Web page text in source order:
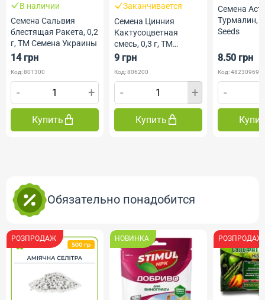
В наличии
Семена Сальвия
блестящая Ракета, 0,2
г, ТМ Семена Украины
14 грн
Код: 801300
- +
Купить
Заканчивается
Семена Цинния
Кактусоцветная
смесь, 0,3 г, ТМ
Семена Украины
9 грн
Код: 806200
- +
Купить
Семена
Турмалин,
Seeds
8.50 грн
Код:
-
Обязательно понадобится
РОЗПРОДАЖ НОВИНКА РОЗПРОДАЖ